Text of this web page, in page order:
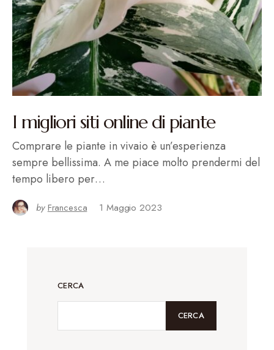
I migliori siti online di piante
Comprare le piante in vivaio è un’esperienza
sempre bellissima. A me piace molto prendermi del
tempo libero per…
by Francesca 1 Maggio 2023
CERCA
CERCA